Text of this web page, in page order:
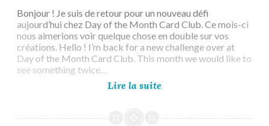
Bonjour ! Je suis de retour pour un nouveau défi
aujourd’hui chez Day of the Month Card Club. Ce mois-ci
nous aimerions voir quelque chose en double sur vos
créations. Hello ! I’m back for a new challenge over at
Day of the Month Card Club. This month we would like to
see something twice…
Lire la suite
Month